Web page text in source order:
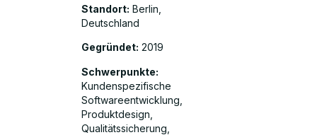
Standort: Berlin,
Deutschland
Gegründet: 2019
Schwerpunkte:
Kundenspezifische
Softwareentwicklung,
Produktdesign,
Qualitätssicherung,